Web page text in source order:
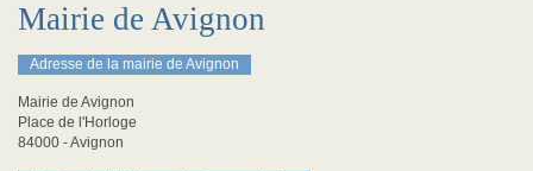
Mairie de Avignon
Adresse de la mairie de Avignon
Mairie de Avignon
Place de l'Horloge
84000 -Avignon